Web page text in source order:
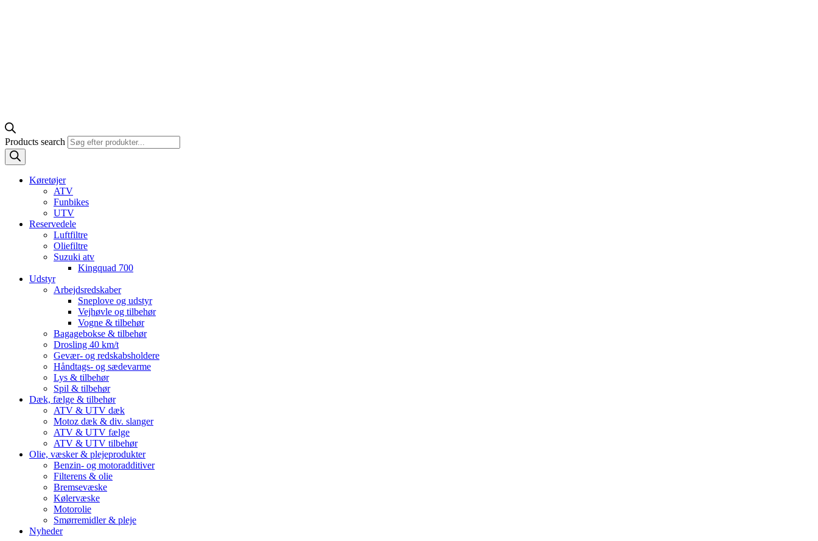
Products search
Køretøjer
ATV
Funbikes
UTV
Reservedele
Luftfiltre
Oliefiltre
Suzuki atv
Kingquad 700
Udstyr
Arbejdsredskaber
Sneplove og udstyr
Vejhøvle og tilbehør
Vogne & tilbehør
Bagagebokse & tilbehør
Drosling 40 km/t
Gevær- og redskabsholdere
Håndtags- og sædevarme
Lys & tilbehør
Spil & tilbehør
Dæk, fælge & tilbehør
ATV & UTV dæk
Motoz dæk & div. slanger
ATV & UTV fælge
ATV & UTV tilbehør
Olie, væsker & plejeprodukter
Benzin- og motoradditiver
Filterens & olie
Bremsevæske
Kølervæske
Motorolie
Smørremidler & pleje
Nyheder